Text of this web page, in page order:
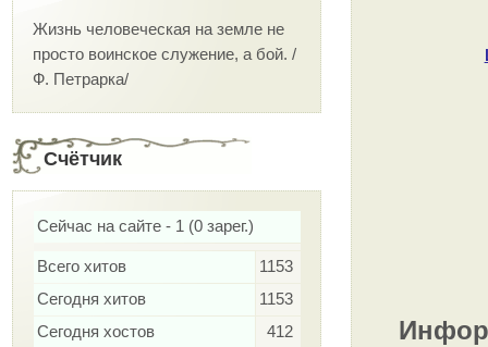
Жизнь человеческая на земле не
просто воинское служение, а бой. /
Ф. Петрарка/
Счётчик
Сейчас на сайте - 1 (0 зарег.)
Всего хитов
1153
Сегодня хитов
1153
Сегодня хостов
412